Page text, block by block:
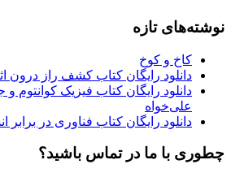
نوشته‌های تازه
کاخ و کوخ
دانلود رایگان کتاب کشف راز درون
دانلود رایگان کتاب فیزیک کوانتوم و
علی‌خواه
دانلود رایگان کتاب فناوری در برابر
چطوری با ما در تماس باشید؟